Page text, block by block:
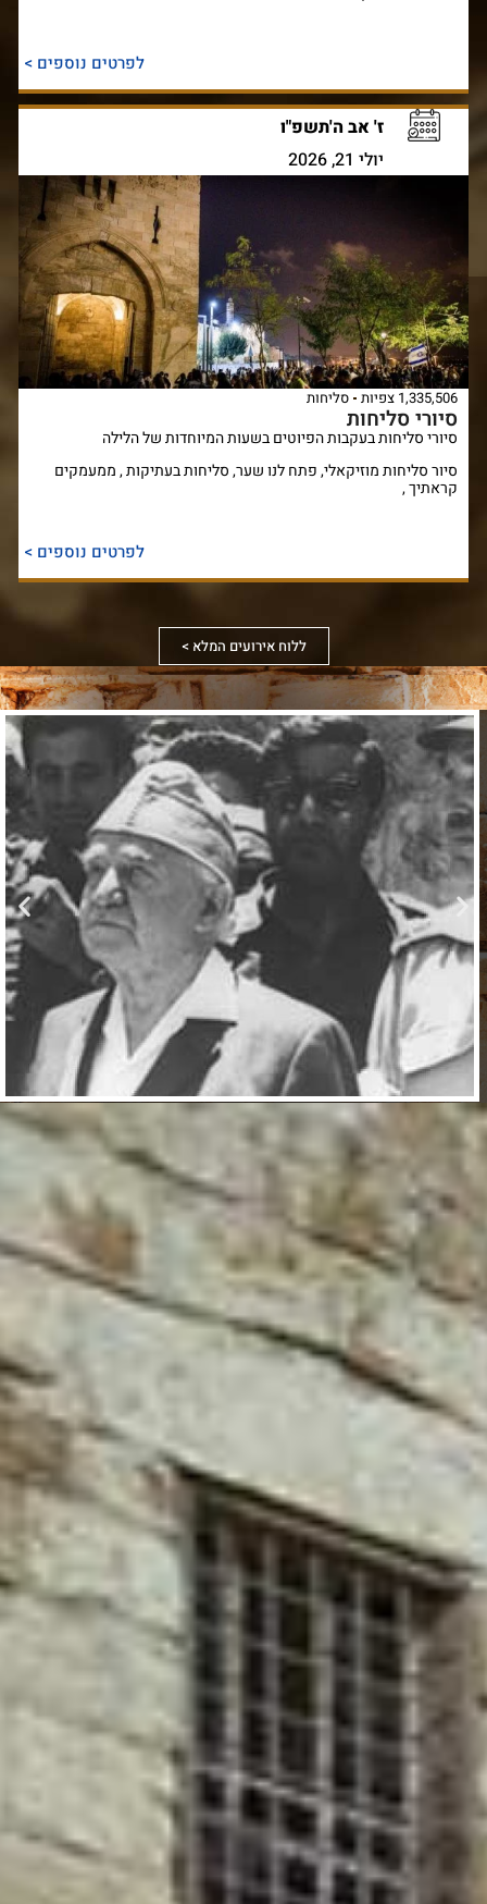
לפרטים נוספים >
ז' אב ה'תשפ"ו
יולי 21, 2026
1,335,506 צפיות סליחות
סיורי סליחות
סיורי סליחות בעקבות הפיוטים בשעות המיוחדות של הלילה
סיור סליחות מוזיקאלי, פתח לנו שער, סליחות בעתיקות , ממעמקים
קראתיך ,
לפרטים נוספים >
ללוח אירועים המלא >